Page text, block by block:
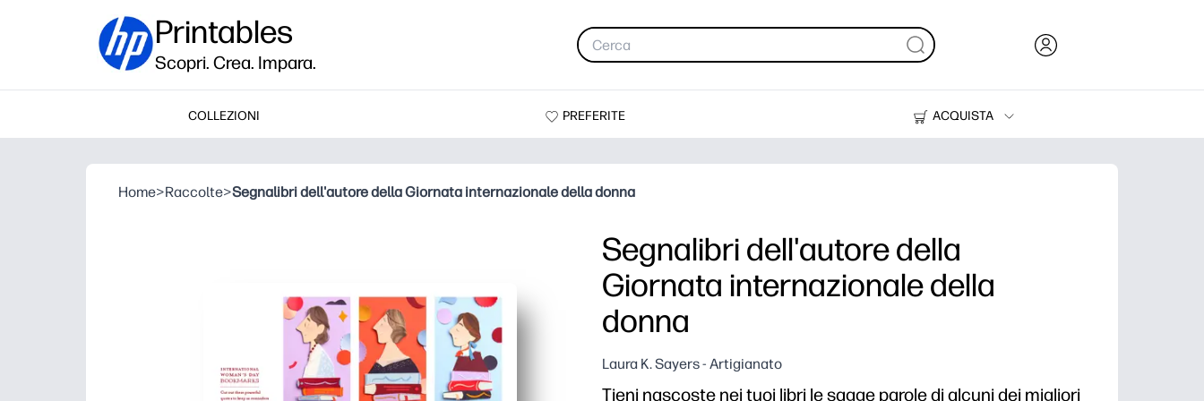
Printables
Scopri. Crea. Impara.
COLLEZIONI PREFERITE
ACQUISTA
Stampanti
Home>Raccolte>Segnalibri dell'autore della Giornata internazionale della donna
Segnalibri dell'autore della
Giornata internazionale della
donna
Laura K. Sayers - Artigianato
Tieni nascoste nei tuoi libri le sagge parole di alcuni dei migliori